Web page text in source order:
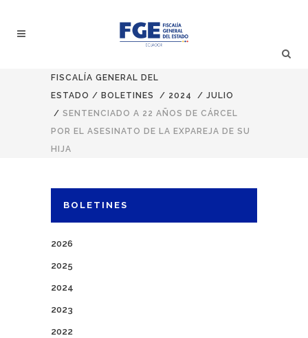
FISCALÍA GENERAL DEL
ESTADO / BOLETINES / 2024 / JULIO
/ SENTENCIADO A 22 AÑOS DE CÁRCEL
POR EL ASESINATO DE LA EXPAREJA DE SU
HIJA
BOLETINES
2026
2025
2024
2023
2022